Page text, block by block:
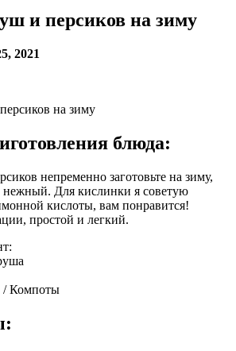
и персиков на зиму
2021
блюда:
непременно заготовьте на зиму,
нежный. Для кислинки я советую
кислоты, вам понравится!
простой и легкий.
/ Компоты